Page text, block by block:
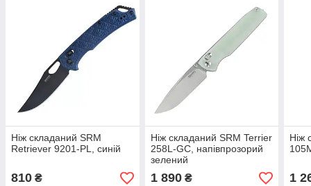
Ніж складаний SRM
Retriever 9201-PL, синій
810 ₴
Ніж складаний SRM Terrier
258L-GC, напівпрозорий
зелений
1 890₴
Ніж
1